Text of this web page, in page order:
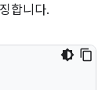
합니다.